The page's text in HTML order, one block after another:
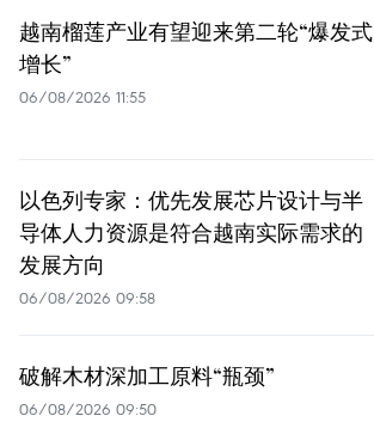
越南榴莲产业有望迎来第二轮“爆发式
增长”
06/08/2026 11:55
以色列专家：优先发展芯片设计与半
导体人力资源是符合越南实际需求的
发展方向
06/08/2026 09:58
破解木材深加工原料“瓶颈”
06/08/2026 09:50